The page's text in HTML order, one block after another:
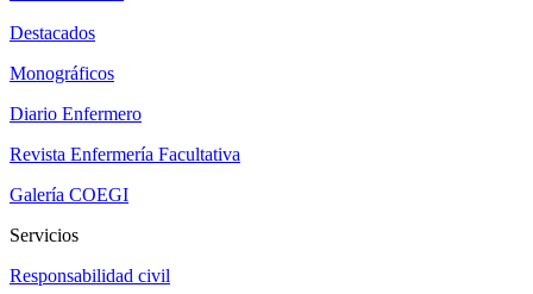
Destacados
Monográficos
Diario Enfermero
Revista Enfermería Facultativa
Galería COEGI
Servicios
Responsabilidad civil